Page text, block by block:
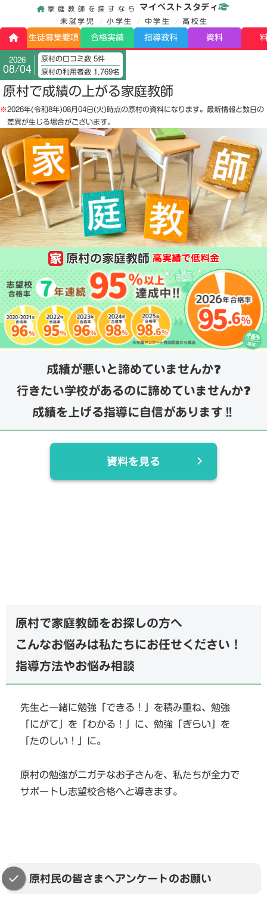
家庭教師を探すなら マイベストスタディ
未就学児 小学生 中学生 高校生
生徒募集要項 合格実績 指導教科 資料
2026
08/04
原村の口コミ数 5件
原村の利用者数 1,769名
原村で成績の上がる家庭教師
※2026年(令和8年)08月04日(火)時点の原村の資料になります。最新情報と数日の
差異が生じる場合がございます。
原村の家庭教師 高実績で低料金
成績が悪いと諦めていませんか❓
行きたい学校があるのに諦めていませんか❓
成績を上げる指導に自信があります‼️
資料を見る
原村で家庭教師をお探しの方へ
こんなお悩みは私たちにお任せください！
指導方法やお悩み相談
先生と一緒に勉強「できる！」を積み重ね、勉強
「にがて」を「わかる！」に、勉強「ぎらい」を
「たのしい！」に。
原村の勉強がニガテなお子さんを、私たちが全力で
サポートし志望校合格へと導きます。
原村民の皆さまへアンケートのお願い